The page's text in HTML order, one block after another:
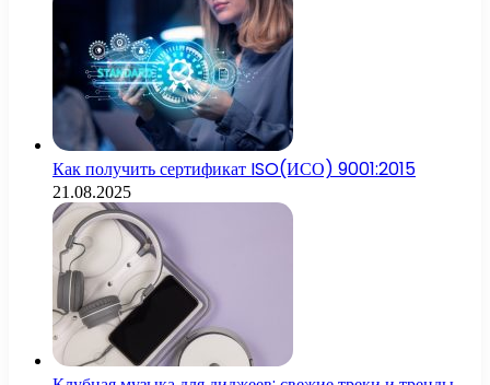
Как получить сертификат ISO(ИСО) 9001:2015
21.08.2025